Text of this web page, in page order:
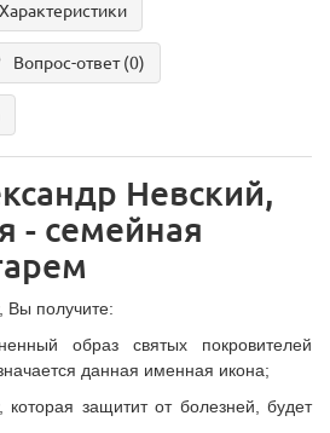
Характеристики
Вопрос-ответ(0)
Невский,
- семейная
Вы получите:
образ святых покровителей
данная именная икона;
которая защитит от болезней, будет